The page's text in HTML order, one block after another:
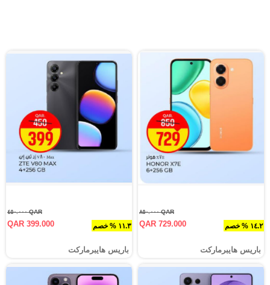
١٤.٢ % خصم
QAR ٨٥٠.٠٠٠
QAR 729.000
باريس هايبرماركت
١١.٣ % خصم
QAR ٤٥٠.٠٠٠
QAR 399.000
باريس هايبرماركت